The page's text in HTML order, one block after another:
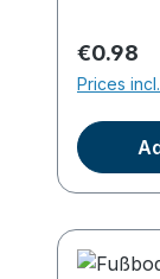
Regular
€0.98
Prices